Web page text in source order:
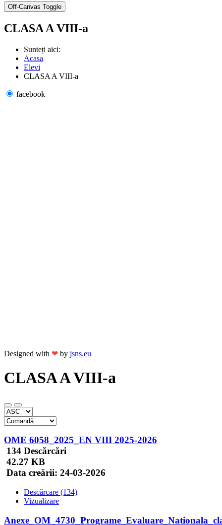
Off-Canvas Toggle
CLASA A VIII-a
Sunteți aici:
Acasa
Elevi
CLASA A VIII-a
facebook
Designed with ❤ by jsns.eu
CLASA A VIII-a
OME 6058_2025_EN VIII 2025-2026
134 Descărcări
42.27 KB
Data creării: 24-03-2026
Descărcare (134)
Vizualizare